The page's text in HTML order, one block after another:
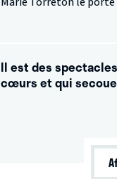
Il est des
cœurs et qui